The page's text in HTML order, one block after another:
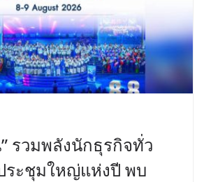
รวมพลังนักธุรกิจทั่ว
ระชุมใหญ่แห่งปี พบ